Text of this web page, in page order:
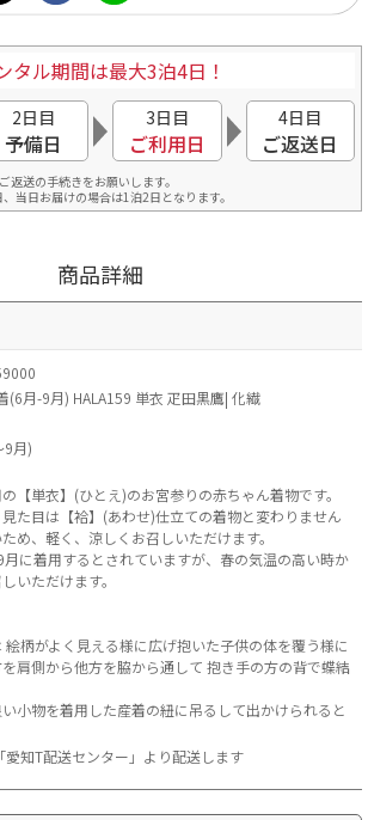
タル期間は最大3泊4日！
2日目
予備日
3日目
ご利用日
4日目
ご返送日
返送の手続きをお願いします。
当日お届けの場合は1泊2日となります。
商品詳細
(6月-9月) HALA159 単衣 疋田黒鷹| 化繊
9月)
【単衣】(ひとえ)のお宮参りの赤ちゃん着物です。
見た目は【袷】(あわせ)仕立ての着物と変わりません
め、軽く、涼しくお召しいただけます。
に着用するとされていますが、春の気温の高い時か
いただけます。
柄がよく見える様に広げ抱いた子供の体を覆う様に
肩側から他方を脇から通して 抱き手の方の背で蝶結
小物を着用した産着の紐に吊るして出かけられると
知T配送センター」より配送します